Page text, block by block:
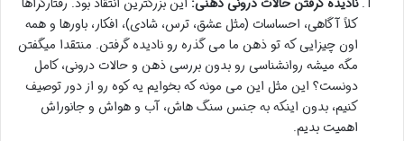
کلاً آگاهی، احساسات (مثل عشق، ترس، شادی)، افکار، باورها و همه
اون چیزایی که تو ذهن ما می گذره رو نادیده گرفتن. منتقدا میگفتن
مگه میشه روانشناسی رو بدون بررسی ذهن و حالات درونی، کامل
دونست؟ این مثل این می مونه که بخوایم یه کوه رو از دور توصیف
کنیم، بدون اینکه به جنس سنگ هاش، آب و هواش و جانوراش
اهمیت بدیم.